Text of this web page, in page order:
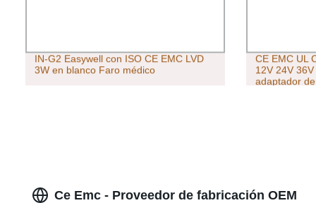
IN-G2 Easywell con ISO CE EMC LVD
3W en blanco Faro médico
CE EMC UL
12V 24V
adaptador
Ce Emc - Proveedor de fabricación OEM